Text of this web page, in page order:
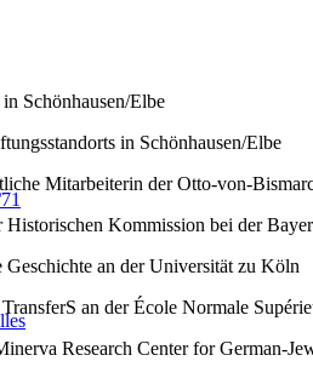
Schönhausen/Elbe
in Schönhausen/Elbe
Mitarbeiterin der Otto-von-
Kommission bei der
an der Universität zu Köln
an der École Normale
Research Center for German-